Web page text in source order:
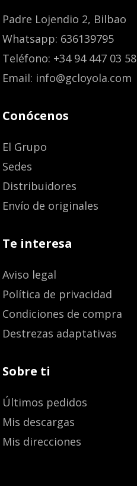
Padre Lojendio 2, Bilbao
Whatsapp: 636139795
Teléfono: +34 94 447 03 58
Email: info@gcloyola.com
Conócenos
El Grupo
Sedes
Distribuidores
Envío de originales
Te interesa
Aviso legal
Política de privacidad
Condiciones de compra
Destrezas adaptativas
Sobre ti
Últimos pedidos
Mis descargas
Mis direcciones